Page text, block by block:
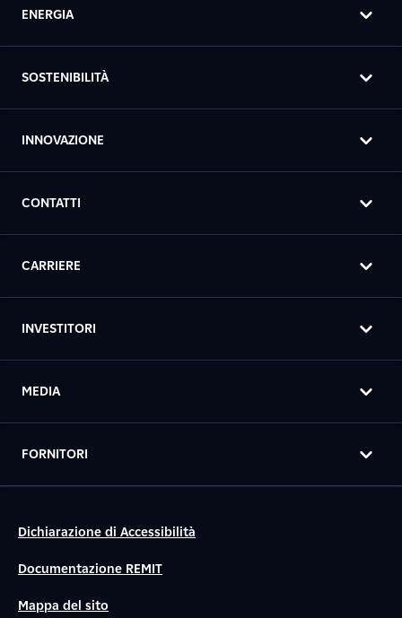
ENERGIA
SOSTENIBILITÀ
INNOVAZIONE
CONTATTI
CARRIERE
INVESTITORI
MEDIA
FORNITORI
Dichiarazione di Accessibilità
Documentazione REMIT
Mappa del sito